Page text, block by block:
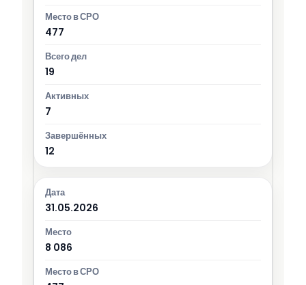
477
19
7
12
31.05.2026
8 086